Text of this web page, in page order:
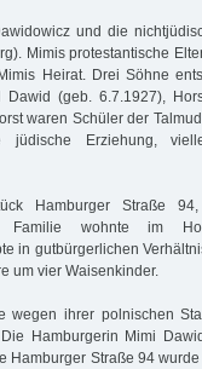
und die
Mimis protestantische
Heirat. Drei Söhne
(geb. 6.7.1927),
waren Schüler der
Erziehung,
Hamburger Straße
Familie wohnte im
in gutbürgerlichen
um vier Waisenkinder.
wegen ihrer polnischen
Hamburgerin Mimi
Hamburger Straße 94